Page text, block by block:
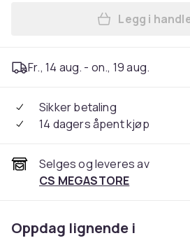
Legg
Legg i
Fr., 14 aug. - on., 19 aug.
Sikker betaling
14 dagers åpent kjøp
Selges og leveres av
CS MEGASTORE
Oppdag lignende i